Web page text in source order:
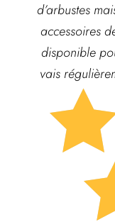
d’arbustes
accessoires
disponible
vais